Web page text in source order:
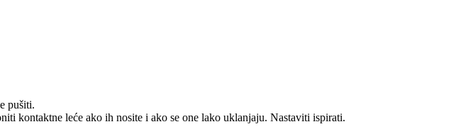
pušiti.
leće ako ih nosite i ako se one lako uklanjaju. Nastaviti ispirati.